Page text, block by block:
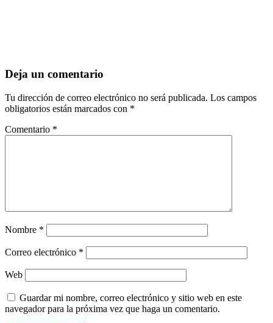
Deja un comentario
Tu dirección de correo electrónico no será publicada. Los campos
obligatorios están marcados con *
Comentario *
Nombre *
Correo electrónico *
Web
Guardar mi nombre, correo electrónico y sitio web en este
navegador para la próxima vez que haga un comentario.